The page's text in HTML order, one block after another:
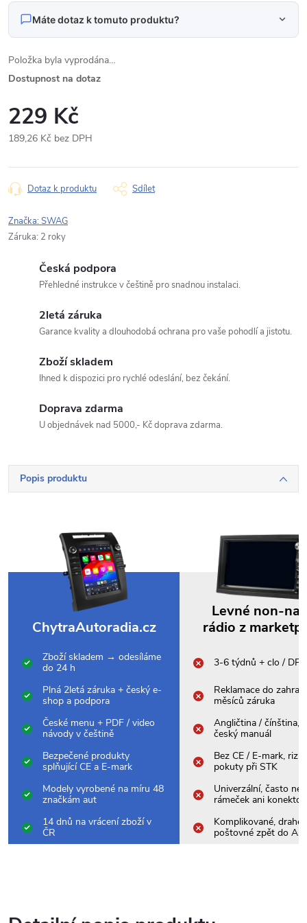
Máte dotaz k tomuto produktu?
Napište nám svůj dotaz
Odpovídáme v pracovní dny do 24 hodin na váš e‑mail.
Produkt:
SWAG Sweet Wild Blackberry - Vůně do interiéru
(150ml) + visačka We Love Detailing
E‑mail
Typ dotazu
Váš dotaz
Odesláním souhlasíte sezpracováním osobních údajů.
Položka byla vyprodána…
Dostupnost na dotaz
229 Kč
189,26 Kč bez DPH
cena:
Dotaz k produktu Sdílet
Značka:SWAG
Záruka: 2 roky
Česká podpora
Přehledné instrukce v češtině pro snadnou instalaci.
2letá záruka
Garance kvality a dlouhodobá ochrana pro vaše pohodlí a jistotu.
Zboží skladem
Ihned k dispozici pro rychlé odeslání, bez čekání.
Doprava zdarma
U objednávek nad 5000,- Kč doprava zdarma.
Popis produktu
ChytraAutoradia.cz
Levné non-
rádio z
Zboží skladem → odesíláme
do 24 h
3-6 týdnů + clo /
Plná 2letá záruka + český e-
shop a podpora
Reklamace do
měsíců záruka
České menu + PDF / video
návody v češtině
Angličtina / čínština,
český manuál
Bezpečené produkty
splňující CE a E-mark
Bez CE / E-mark,
pokuty při STK
Modely vyrobené na míru 48
značkám aut
Univerzální, často
rámeček ani konektor
14 dnů na vrácení zboží v
ČR
Komplikované, drahé
poštovné zpět do